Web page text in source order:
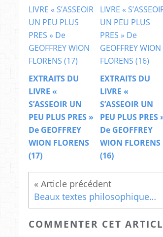
EXTRAITS DU
LIVRE «
S’ASSEOIR UN
PEU PLUS PRES »
De GEOFFREY
WION FLORENS
(17)
EXTRAITS DU
LIVRE «
S’ASSEOIR UN
PEU PLUS PRES
De GEOFFREY
WION FLORENS
(16)
Beaux textes philosophiques et spirituels : En harmonie avec tout le reste
COMMENTER CET